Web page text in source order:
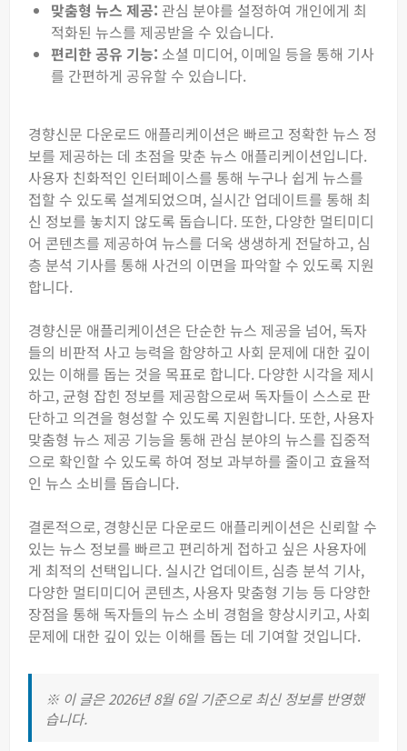
맞춤형 뉴스 제공: 관심 분야를 설정하여 개인에게 최
적화된 뉴스를 제공받을 수 있습니다.
편리한 공유 기능: 소셜 미디어, 이메일 등을 통해 기사
를 간편하게 공유할 수 있습니다.
경향신문 다운로드 애플리케이션은 빠르고 정확한 뉴스 정
보를 제공하는 데 초점을 맞춘 뉴스 애플리케이션입니다.
사용자 친화적인 인터페이스를 통해 누구나 쉽게 뉴스를
접할 수 있도록 설계되었으며, 실시간 업데이트를 통해 최
신 정보를 놓치지 않도록 돕습니다. 또한, 다양한 멀티미디
어 콘텐츠를 제공하여 뉴스를 더욱 생생하게 전달하고, 심
층 분석 기사를 통해 사건의 이면을 파악할 수 있도록 지원
합니다.
경향신문 애플리케이션은 단순한 뉴스 제공을 넘어, 독자
들의 비판적 사고 능력을 함양하고 사회 문제에 대한 깊이
있는 이해를 돕는 것을 목표로 합니다. 다양한 시각을 제시
하고, 균형 잡힌 정보를 제공함으로써 독자들이 스스로 판
단하고 의견을 형성할 수 있도록 지원합니다. 또한, 사용자
맞춤형 뉴스 제공 기능을 통해 관심 분야의 뉴스를 집중적
으로 확인할 수 있도록 하여 정보 과부하를 줄이고 효율적
인 뉴스 소비를 돕습니다.
결론적으로, 경향신문 다운로드 애플리케이션은 신뢰할 수
있는 뉴스 정보를 빠르고 편리하게 접하고 싶은 사용자에
게 최적의 선택입니다. 실시간 업데이트, 심층 분석 기사,
다양한 멀티미디어 콘텐츠, 사용자 맞춤형 기능 등 다양한
장점을 통해 독자들의 뉴스 소비 경험을 향상시키고, 사회
문제에 대한 깊이 있는 이해를 돕는 데 기여할 것입니다.
※ 이 글은 2026년 8월 6일 기준으로 최신 정보를 반영했
습니다.